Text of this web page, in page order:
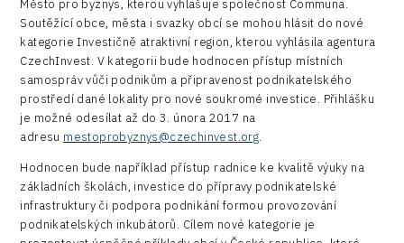
Infrastructure
Logic/MaaS
R&D
Security
Vehicles
Město pro byznys, kterou vyhlašuje společnost Communa.
Soutěžící obce, města i svazky obcí se mohou hlásit do nové
kategorie Investičně atraktivní region, kterou vyhlásila agentura
CzechInvest. V kategorii bude hodnocen přístup místních
samospráv vůči podnikům a připravenost podnikatelského
prostředí dané lokality pro nové soukromé investice. Přihlášku
je možné odesílat až do 3. února 2017 na
adresu mestoprobyznys@czechinvest.org.
Hodnocen bude například přístup radnice ke kvalitě výuky na
základních školách, investice do přípravy podnikatelské
infrastruktury či podpora podnikání formou provozování
podnikatelských inkubátorů. Cílem nové kategorie je